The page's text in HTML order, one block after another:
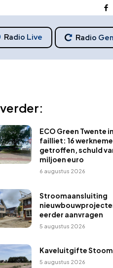
Radio Live Radio
verder:
ECO Green Twente
failliet: 16
getroffen, schuld
miljoen euro
6 augustus 2026
Stroomaansluiting
eerder aanvragen
5 augustus 2026
Kaveluitgifte
5 augustus 2026